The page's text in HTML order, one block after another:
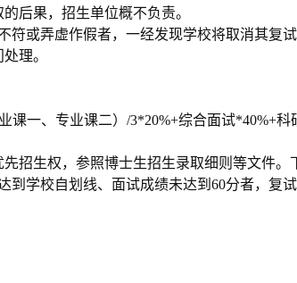
后果，招生单位概不负责。
符或弄虚作假者，一经发现学校将取消其复
理。
课一、专业课二）/3*20%+综合面试*40%+科
招生权，参照博士生招生录取细则等文件。
到学校自划线、面试成绩未达到60分者， 复